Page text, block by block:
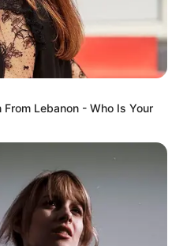
Lebanon - Who Is Your